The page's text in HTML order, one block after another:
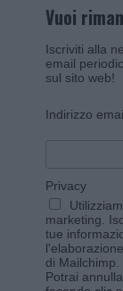
Vuoi
Iscriviti alla
email
sul sito web!
Indirizzo
Privacy
marketing.
tue
di Mailchimp
Potrai